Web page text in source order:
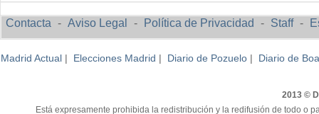
Contacta - Aviso Legal - Política de Privacidad - Staff -
Madrid Actual | Elecciones Madrid | Diario de Pozuelo | Diario de
2013 ©
Está expresamente prohibida la redistribución y la redifusión de todo o